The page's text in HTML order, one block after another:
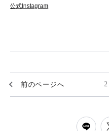
公式Instagram
前のページへ 2